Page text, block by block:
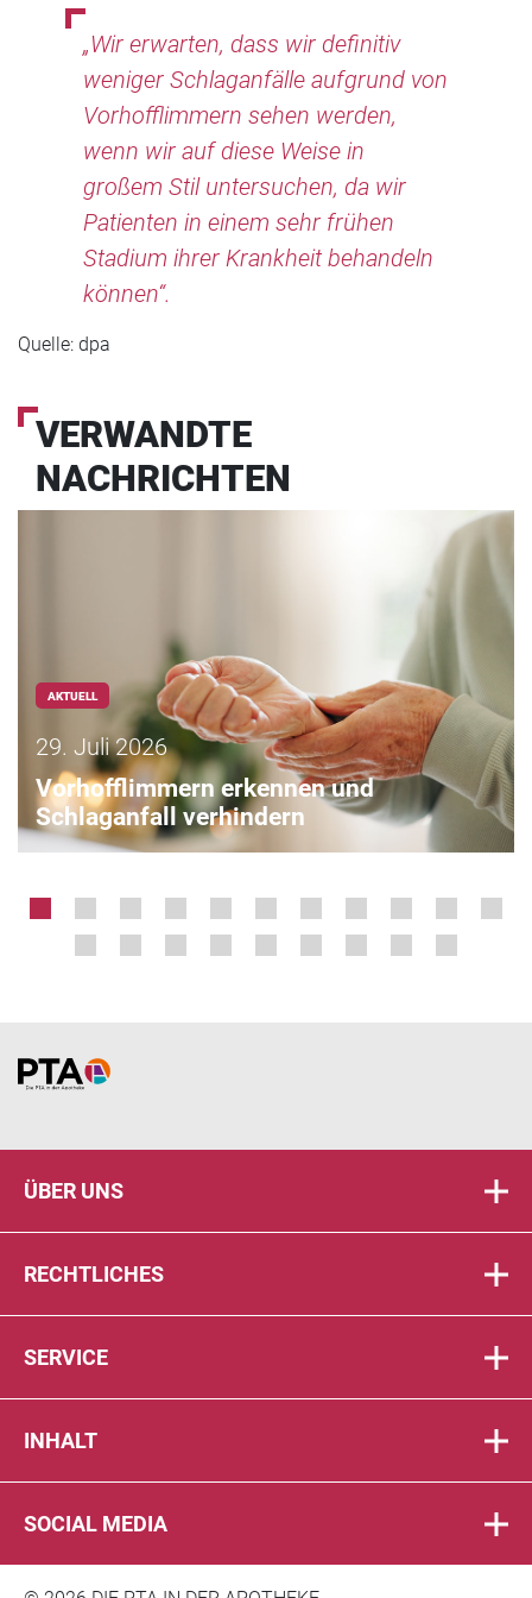
„Wir erwarten, dass wir definitiv
weniger Schlaganfälle aufgrund von
Vorhofflimmern sehen werden,
wenn wir auf diese Weise in
großem Stil untersuchen, da wir
Patienten in einem sehr frühen
Stadium ihrer Krankheit behandeln
können“.
Quelle: dpa
VERWANDTE
NACHRICHTEN
AKTUELL
29. Juli 2026
Vorhofflimmern erkennen und
Schlaganfall verhindern
Home
ÜBER UNS
RECHTLICHES
SERVICE
INHALT
SOCIAL MEDIA